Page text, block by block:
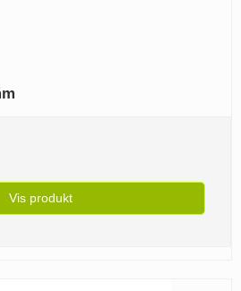
Vis produkt